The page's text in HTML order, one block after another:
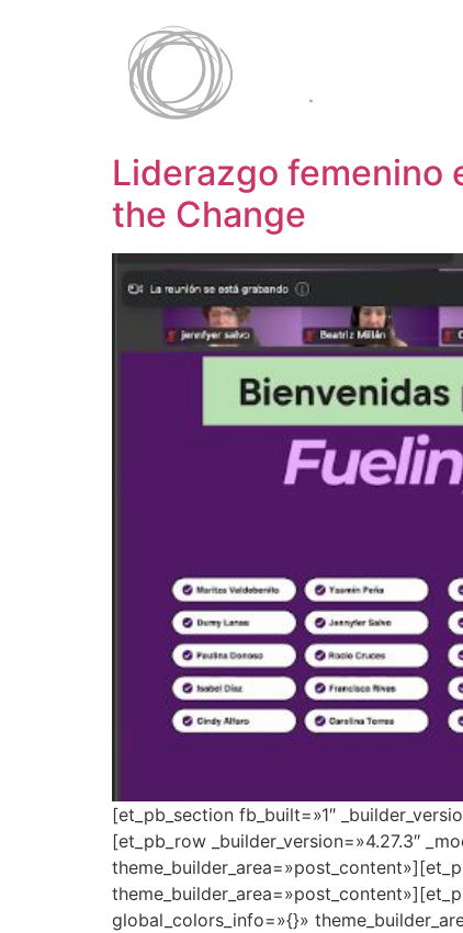
Liderazgo femenino
the Change
[et_pb_section fb_built=»1″
[et_pb_row _builder_version=»4.27.3″
global_colors_info=»{}»